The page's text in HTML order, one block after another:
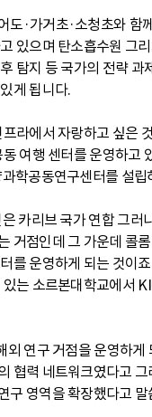
도·가거초·소청초와 함
있으며 탄소흡수원 그
탐지 등 국가의 전략 과
게 됩니다.
라에서 자랑하고 싶은
여행 센터를 운영하고
학공동연구센터를 설립
카리브 국가 연합 그러
거점인데 그 가운데 콜
를 운영하게 되는 것이
있는 소르본대학교에서
외 연구 거점을 운영하게
협력 네트워크였다고
구 영역을 확장했다고 말